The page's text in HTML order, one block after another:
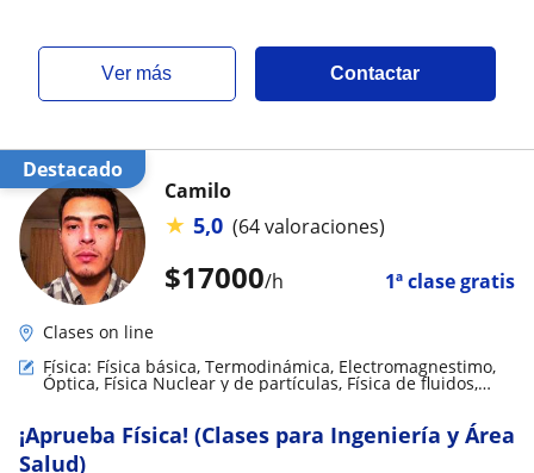
ver más Contactar
Destacado
$17000/h 1ª clase gratis
Camilo
★ 5,0 (64 valoraciones)
Clases on line
Física: Física básica, Termodinámica, Electromagnestimo,
Óptica, Física Nuclear y de partículas, Física de fluidos,
Física mecánica, Biofísica, Relatividad
¡Aprueba Física! (Clases para Ingeniería y Área
Salud)